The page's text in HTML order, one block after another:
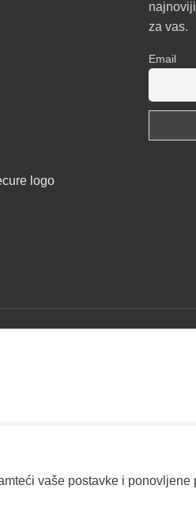
za vas.
Email
vaše postavke i ponovljene